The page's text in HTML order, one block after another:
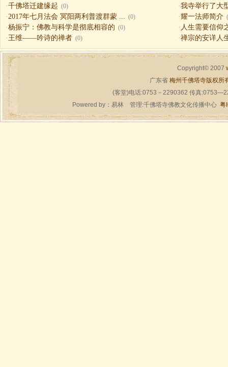
·千佛塔迁建缘起 (0) ·我寺举行了大
·2017年七月法会 冥阳两利普渡群蒙 ... (0) ·耀一法师简介
·杨振宁：佛教与科学是彻底相容的 (0) · 人生需要信仰
·王维——吟诗的禅者 (0) ·禅宗的安详人
Copyright© 2007
广东省 梅州千佛塔寺版权所
(客堂)电话:0753－2290362 传真
Powered by： 易林管理:千佛塔寺佛教文化传播中心 粤